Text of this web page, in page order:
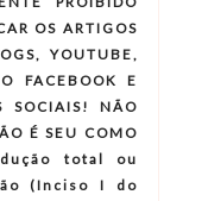
OS ARTIGOS
YOUTUBE,
FACEBOOK E
SOCIAIS! NÃO
É SEU COMO
total ou
(Inciso I do